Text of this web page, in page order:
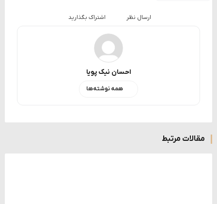
ارسال نظر اشتراک بگذارید
احسان نیک پویا
همه نوشته‌ها
مقالات مرتبط